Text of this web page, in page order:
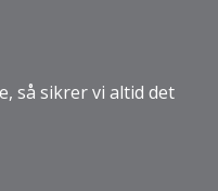
så sikrer vi altid det